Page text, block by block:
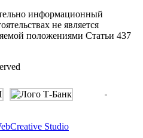
информационный
не является
положениями Статьи 437
Studio